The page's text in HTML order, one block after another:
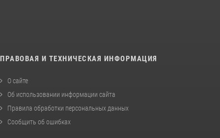
ПРАВОВАЯ И ТЕХНИЧЕСКАЯ ИНФОРМАЦИЯ
О сайте
Об использовании информации сайта
Правила обработки персональных данных
Сообщить об ошибках